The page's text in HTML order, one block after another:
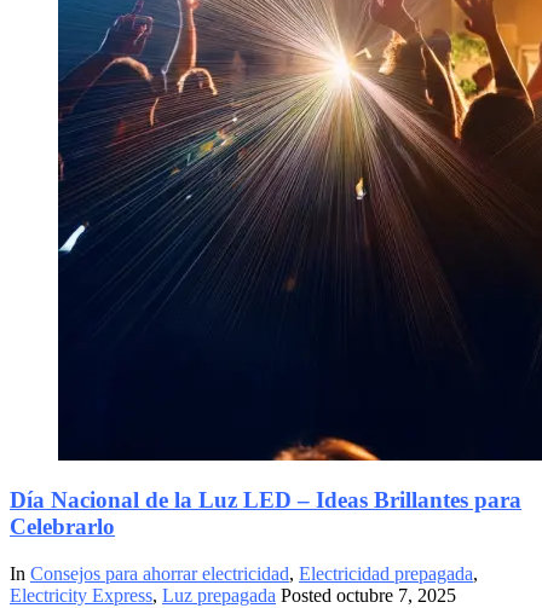
Día Nacional de la Luz LED – Ideas Brillantes para
Celebrarlo
In Consejos para ahorrar electricidad, Electricidad prepagada,
Electricity Express, Luz prepagada Posted octubre 7, 2025